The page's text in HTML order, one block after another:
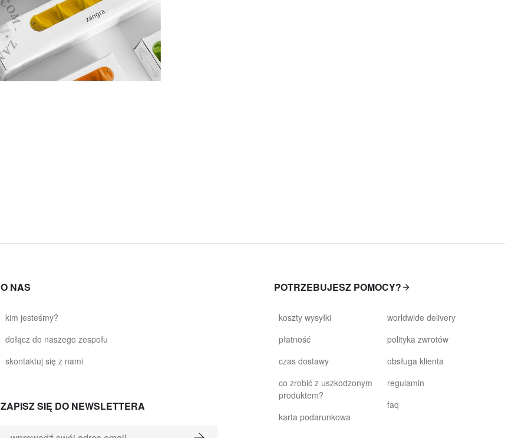
O NAS
kim jesteśmy?
dołącz do naszego zespołu
skontaktuj się z nami
ZAPISZ SIĘ DO NEWSLETTERA
POTRZEBUJESZ POMOCY?
koszty wysyłki
płatność
czas dostawy
co zrobić z uszkodzonym
produktem?
karta podarunkowa
worldwide delivery
polityka zwrotów
obsługa klienta
regulamin
faq